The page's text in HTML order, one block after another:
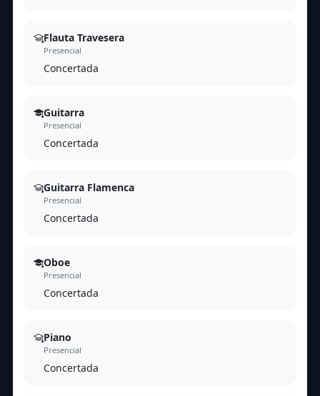
Flauta Travesera
Presencial
Concertada
Guitarra
Presencial
Concertada
Guitarra Flamenca
Presencial
Concertada
Oboe
Presencial
Concertada
Piano
Presencial
Concertada